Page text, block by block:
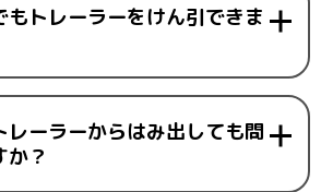
もトレーラーをけん引できま
レーラーからはみ出しても問
か？